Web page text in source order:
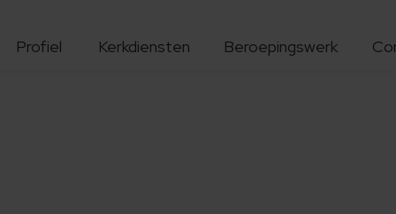
Profiel Kerkdiensten Beroepingswerk